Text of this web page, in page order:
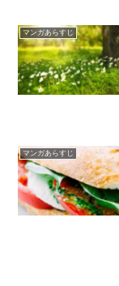
マンガあらすじ
マンガあらすじ